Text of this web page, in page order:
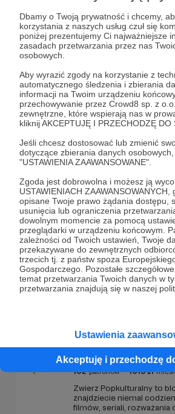
Dbamy o Twoją prywatność i chcemy,
korzystania z naszych usług czuł się
poniżej prezentujemy Ci najważniejsze
zasadach przetwarzania przez nas
osobowych.
Aby wyrazić zgody na korzystanie z
automatycznego śledzenia i zbierania
informacji na Twoim urządzeniu
przechowywanie przez Crowd8 sp. z
zewnętrzne, które wspierają nas w
kliknij AKCEPTUJĘ I PRZECHODZĘ DO
Jeśli chcesz dostosować lub zmienić
dotyczące zbierania danych
"USTAWIENIA ZAAWANSOWANE".
Zgoda jest dobrowolna i możesz ją
USTAWIENIACH ZAAWANSOWANYCH,
opisane Twoje prawo żądania dostępu,
usunięcia lub ograniczenia
dowolnym momencie za pomocą
przeglądarki w urządzeniu końcowym.
zależności od Twoich ustawień, Twoje
przekazywane do zewnętrznych
trzecich tj. z państw spoza
Gospodarczego. Pozostałe
temat przetwarzania Twoich danych w
przetwarzania znajdują się w naszej
Ustawienia
Akceptuję i przechodzę
Dołącz do grona
Wesprzyj działalność AutoraSRC
Zostań
Promowani autorzy
Paryżewo
patronów 4040 zł
PARYŻEWO to
prowadzony przez
publikuję treści na
Zwierz popkulturalny
102 patronów 1015 zł
Zwierz Popkulturalny to
znajdziecie niemal
filmów, seriali, rozważania